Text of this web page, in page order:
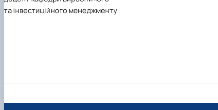
та інвестиційного менеджменту